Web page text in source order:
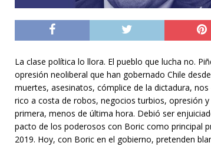
La clase política lo llora. El pueblo que lucha no.
opresión neoliberal que han gobernado Chile
muertes, asesinatos, cómplice de la dictadura,
rico a costa de robos, negocios turbios, opresión
primera, menos de última hora. Debió ser
pacto de los poderosos con Boric como principal
2019. Hoy, con Boric en el gobierno, pretenden